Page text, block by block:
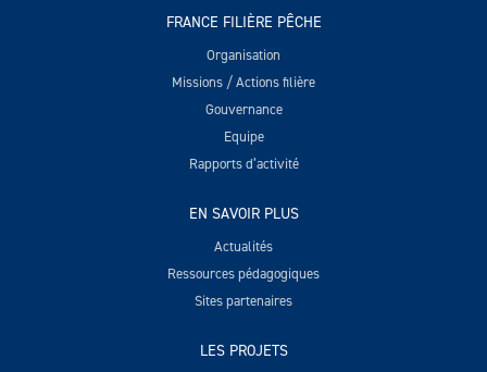
FRANCE FILIÈRE PÊCHE
Organisation
Missions / Actions filière
Gouvernance
Equipe
Rapports d’activité
EN SAVOIR PLUS
Actualités
Ressources pédagogiques
Sites partenaires
LES PROJETS